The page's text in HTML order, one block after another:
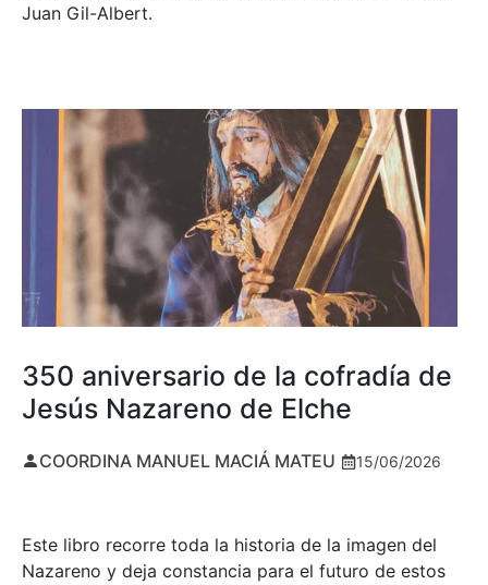
Juan Gil-Albert.
350 aniversario de la cofradía de
Jesús Nazareno de Elche
COORDINA MANUEL MACIÁ MATEU 15/06/2026
Este libro recorre toda la historia de la imagen del
Nazareno y deja constancia para el futuro de estos